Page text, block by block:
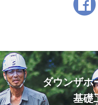
ダウンザホ
基礎